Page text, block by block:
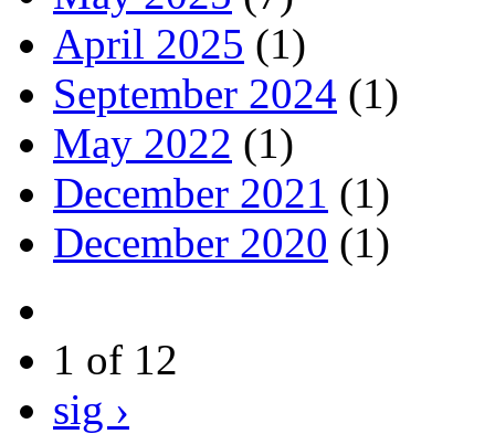
April 2025 (1)
September 2024 (1)
May 2022 (1)
December 2021 (1)
December 2020 (1)
1 of 12
sig ›